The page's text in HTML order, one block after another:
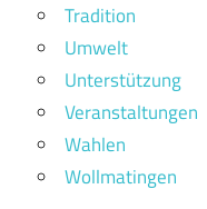
Tradition
Umwelt
Unterstützung
Veranstaltungen
Wahlen
Wollmatingen